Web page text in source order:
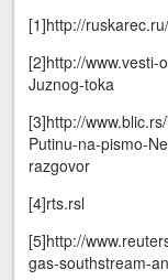
[1]http://
[2]http://www.vesti-
Juznog-toka
[3]http://
Putinu-na-pismo-
razgovor
[4]rts.rsl
[5]http://
gas-southstream-